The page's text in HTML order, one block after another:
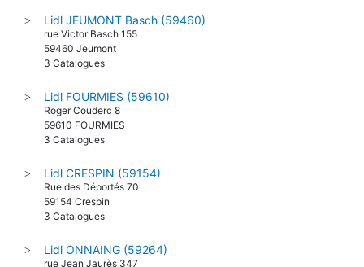
> Lidl JEUMONT Basch (59460)
rue Victor Basch 155
59460 Jeumont
3 Catalogues
> Lidl FOURMIES (59610)
Roger Couderc 8
59610 FOURMIES
3 Catalogues
> Lidl CRESPIN (59154)
Rue des Déportés 70
59154 Crespin
3 Catalogues
> Lidl ONNAING (59264)
rue Jean Jaurès 347